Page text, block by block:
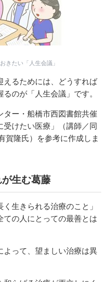
きたい「人生会議」
えるためには、どうすれば
のが「人生会議」です。
ー・船橋市西図書館共催
けたい医療」（講師／同
賀隆氏）を参考に作成しま
生む葛藤
く生きられる治療のこと」
ての人にとっての最善とは
よって、望ましい治療は異